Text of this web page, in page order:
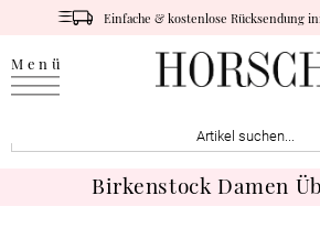
Einfache & kostenlose Rücksendung
Menü
Birkenstock Damen